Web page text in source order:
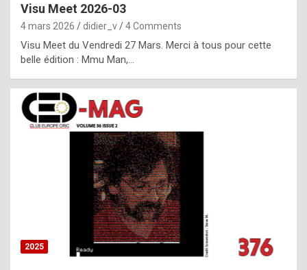
p
l
c
h
i
s
t
o
r
Visu Meet 2026-03
4 mars 2026 didier_v 4 Comments
Visu Meet du Vendredi 27 Mars. Merci à tous pour cette
belle édition : Mmu Man,…
2025